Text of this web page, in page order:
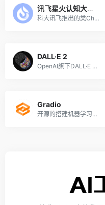
讯飞星火认知大模型
科大讯飞推出的类ChatGPT的讯飞星火认知大模型
DALL·E 2
OpenAI旗下DALL·E 2图像生成模型
Gradio
开源的搭建机器学习模型UI界面的Python库